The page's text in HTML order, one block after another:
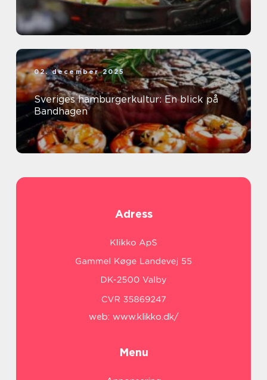
02. december 2025
Sveriges hamburgerkultur: En blick på
Bandhagen
Adress
web: www.klikko.dk/
Menu